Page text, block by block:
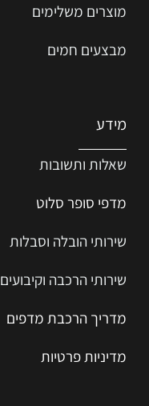
מוצרים משלימים
מבצעים חמים
מידע
שאלות ותשובות
מדפי סופר סלוט
שירותי הובלה וסבלות
שירותי הרכבה וקיבועים
מדריך הרכבת מדפים
מדיניות פרטיות